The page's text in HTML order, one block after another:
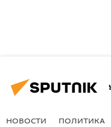
НОВОСТИ ПОЛИТИКА